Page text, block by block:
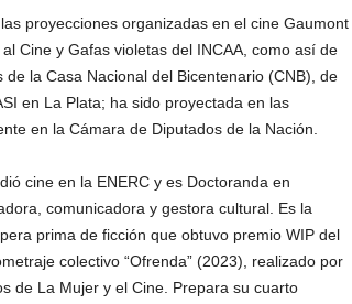
proyecciones organizadas en el cine Gaumont
Cine y Gafas violetas del INCAA, como así de
la Casa Nacional del Bicentenario (CNB), de
en La Plata; ha sido proyectada en las
en la Cámara de Diputados de la Nación.
cine en la ENERC y es Doctoranda en
comunicadora y gestora cultural. Es la
prima de ficción que obtuvo premio WIP del
colectivo “Ofrenda” (2023), realizado por
de La Mujer y el Cine. Prepara su cuarto